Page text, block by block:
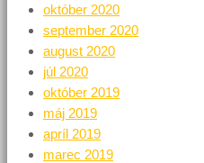
október 2020
september 2020
august 2020
júl 2020
október 2019
máj 2019
apríl 2019
marec 2019